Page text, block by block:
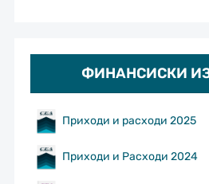
ФИНАНСИСКИ
Приходи и расходи 2025
Приходи и Расходи 2024